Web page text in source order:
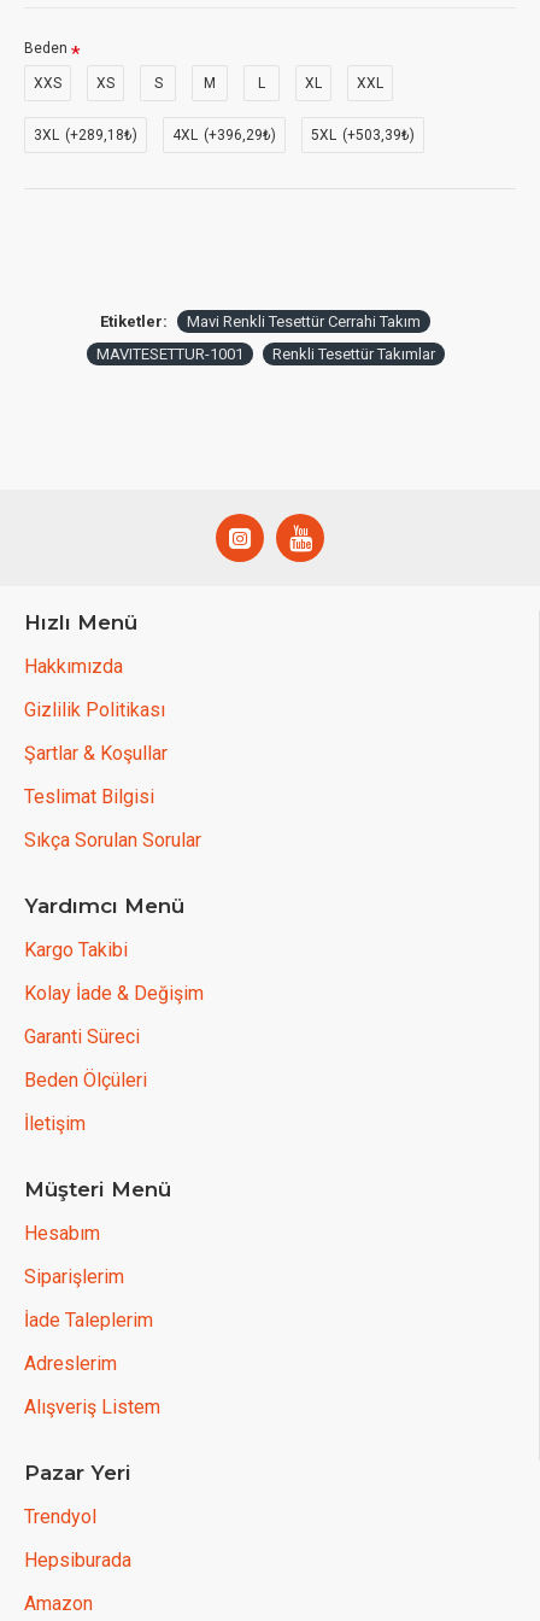
Beden
XXS XS S M L XL XXL
3XL (+289,18₺) 4XL (+396,29₺) 5XL (+503,39₺)
Etiketler:
Mavi Renkli Tesettür Cerrahi Takım
MAVITESETTUR-1001
Renkli Tesettür Takımlar
Hızlı Menü
Hakkımızda
Gizlilik Politikası
Şartlar & Koşullar
Teslimat Bilgisi
Sıkça Sorulan Sorular
Yardımcı Menü
Kargo Takibi
Kolay İade & Değişim
Garanti Süreci
Beden Ölçüleri
İletişim
Müşteri Menü
Hesabım
Siparişlerim
İade Taleplerim
Adreslerim
Alışveriş Listem
Pazar Yeri
Trendyol
Hepsiburada
Amazon